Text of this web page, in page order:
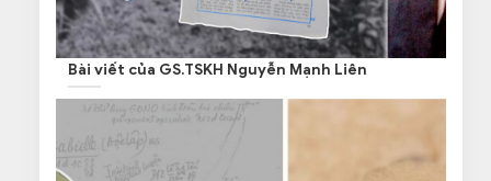
Bài viết của GS.TSKH Nguyễn Mạnh Liên